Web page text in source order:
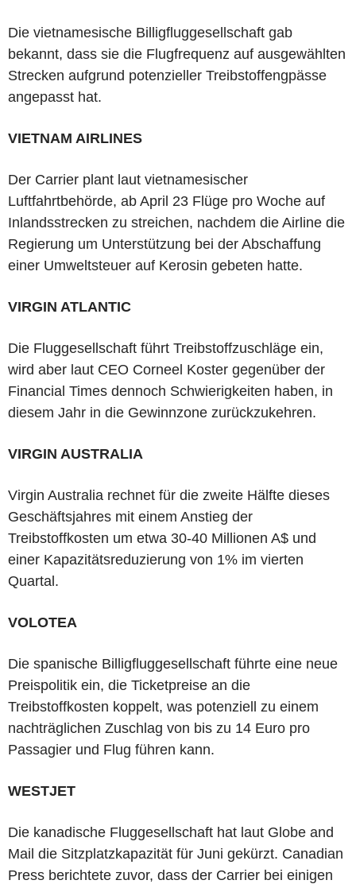
Die vietnamesische Billigfluggesellschaft gab
bekannt, dass sie die Flugfrequenz auf ausgewählten
Strecken aufgrund potenzieller Treibstoffengpässe
angepasst hat.
VIETNAM AIRLINES
Der Carrier plant laut vietnamesischer
Luftfahrtbehörde, ab April 23 Flüge pro Woche auf
Inlandsstrecken zu streichen, nachdem die Airline die
Regierung um Unterstützung bei der Abschaffung
einer Umweltsteuer auf Kerosin gebeten hatte.
VIRGIN ATLANTIC
Die Fluggesellschaft führt Treibstoffzuschläge ein,
wird aber laut CEO Corneel Koster gegenüber der
Financial Times dennoch Schwierigkeiten haben, in
diesem Jahr in die Gewinnzone zurückzukehren.
VIRGIN AUSTRALIA
Virgin Australia rechnet für die zweite Hälfte dieses
Geschäftsjahres mit einem Anstieg der
Treibstoffkosten um etwa 30-40 Millionen A$ und
einer Kapazitätsreduzierung von 1% im vierten
Quartal.
VOLOTEA
Die spanische Billigfluggesellschaft führte eine neue
Preispolitik ein, die Ticketpreise an die
Treibstoffkosten koppelt, was potenziell zu einem
nachträglichen Zuschlag von bis zu 14 Euro pro
Passagier und Flug führen kann.
WESTJET
Die kanadische Fluggesellschaft hat laut Globe and
Mail die Sitzplatzkapazität für Juni gekürzt. Canadian
Press berichtete zuvor, dass der Carrier bei einigen